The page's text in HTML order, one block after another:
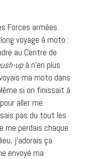
Forces armées
voyage à moto :
au Centre de
upà n’en plus
ma moto dans
si on finissait à
aller me
pas du tout les
me perdais chaque
j’adorais ça.
envoyé ma